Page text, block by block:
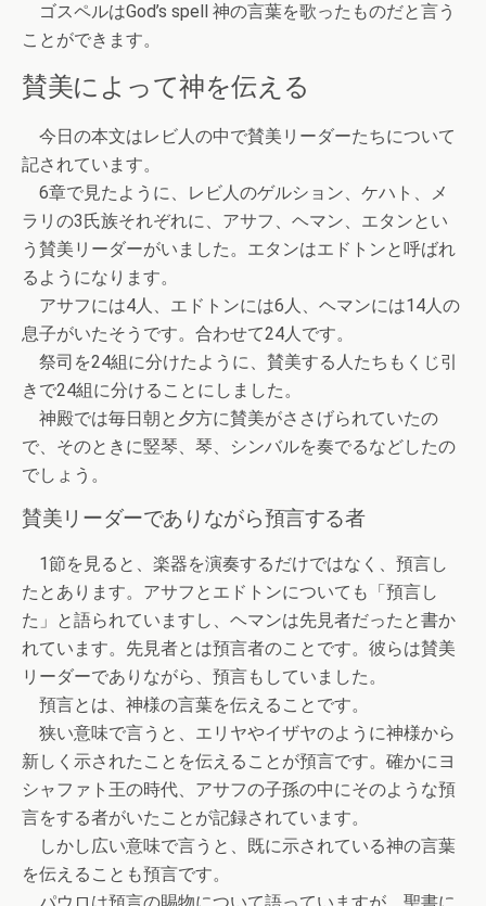
ゴスペルはGod’s spell 神の言葉を歌ったものだと言う
ことができます。
賛美によって神を伝える
今日の本文はレビ人の中で賛美リーダーたちについて
記されています。
6章で見たように、レビ人のゲルション、ケハト、メ
ラリの3氏族それぞれに、アサフ、ヘマン、エタンとい
う賛美リーダーがいました。エタンはエドトンと呼ばれ
るようになります。
アサフには4人、エドトンには6人、ヘマンには14人の
息子がいたそうです。合わせて24人です。
祭司を24組に分けたように、賛美する人たちもくじ引
きで24組に分けることにしました。
神殿では毎日朝と夕方に賛美がささげられていたの
で、そのときに竪琴、琴、シンバルを奏でるなどしたの
でしょう。
賛美リーダーでありながら預言する者
1節を見ると、楽器を演奏するだけではなく、預言し
たとあります。アサフとエドトンについても「預言し
た」と語られていますし、ヘマンは先見者だったと書か
れています。先見者とは預言者のことです。彼らは賛美
リーダーでありながら、預言もしていました。
預言とは、神様の言葉を伝えることです。
狭い意味で言うと、エリヤやイザヤのように神様から
新しく示されたことを伝えることが預言です。確かにヨ
シャファト王の時代、アサフの子孫の中にそのような預
言をする者がいたことが記録されています。
しかし広い意味で言うと、既に示されている神の言葉
を伝えることも預言です。